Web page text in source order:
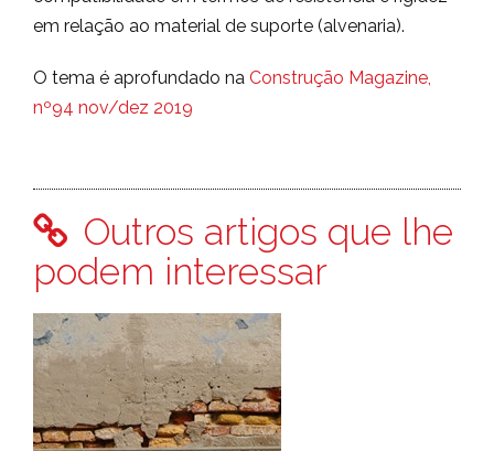
em relação ao material de suporte (alvenaria).
O tema é aprofundado na Construção Magazine,
nº94 nov/dez 2019
Outros artigos que lhe
podem interessar